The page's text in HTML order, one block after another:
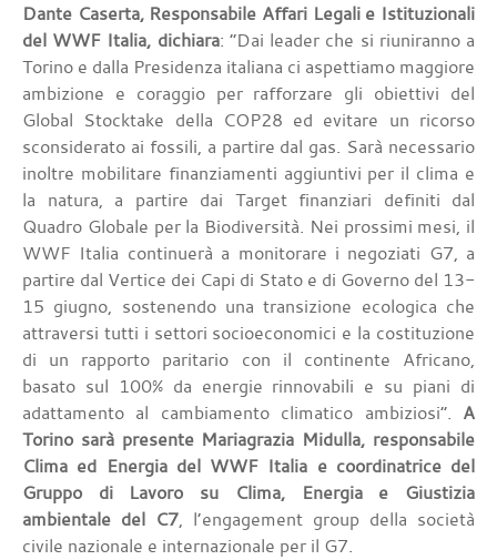
Dante Caserta, Responsabile Affari Legali e Istituzionali
del WWF Italia, dichiara: “Dai leader che si riuniranno a
Torino e dalla Presidenza italiana ci aspettiamo maggiore
ambizione e coraggio per rafforzare gli obiettivi del
Global Stocktake della COP28 ed evitare un ricorso
sconsiderato ai fossili, a partire dal gas. Sarà necessario
inoltre mobilitare finanziamenti aggiuntivi per il clima e
la natura, a partire dai Target finanziari definiti dal
Quadro Globale per la Biodiversità. Nei prossimi mesi, il
WWF Italia continuerà a monitorare i negoziati G7, a
partire dal Vertice dei Capi di Stato e di Governo del 13-
15 giugno, sostenendo una transizione ecologica che
attraversi tutti i settori socioeconomici e la costituzione
di un rapporto paritario con il continente Africano,
basato sul 100% da energie rinnovabili e su piani di
adattamento al cambiamento climatico ambiziosi”. A
Torino sarà presente Mariagrazia Midulla, responsabile
Clima ed Energia del WWF Italia e coordinatrice del
Gruppo di Lavoro su Clima, Energia e Giustizia
ambientale del C7, l’engagement group della società
civile nazionale e internazionale per il G7.